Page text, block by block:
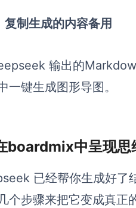
复制生成的内容备用
输出的
一键生成图形导图。
boardmix中呈现思
已经帮你生成好了
个步骤来把它变成真正